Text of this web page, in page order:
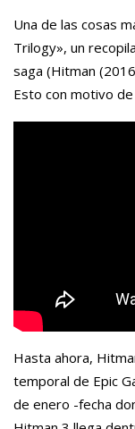
Una de las cosas
Trilogy», un
saga (Hitman
Esto con motivo
Hasta ahora,
temporal de Epic
de enero -fecha